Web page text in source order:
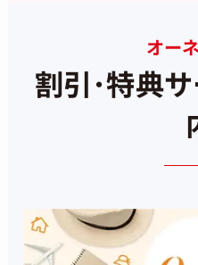
オー
割引･特典